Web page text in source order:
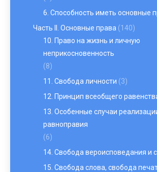
6. Способность иметь основные
Часть II. Основные права (140)
10. Право на жизнь и личную
неприкосновенность
(8)
11. Свобода личности (3)
12. Принцип всеобщего
13. Особенные случаи
равноправия
(6)
14. Свобода вероисповедания и
15. Свобода слова, свобода